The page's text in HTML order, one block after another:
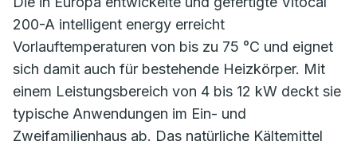
200-A intelligent energy erreicht
Vorlauftemperaturen von bis zu 75 °C und eignet
sich damit auch für bestehende Heizkörper. Mit
einem Leistungsbereich von 4 bis 12 kW deckt sie
typische Anwendungen im Ein- und
Zweifamilienhaus ab. Das natürliche Kältemittel